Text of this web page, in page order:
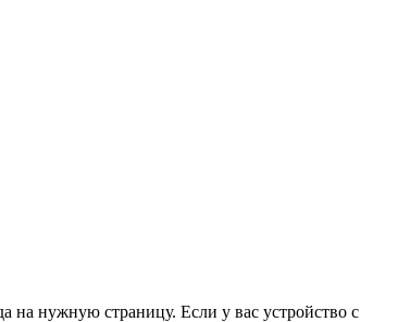
на нужную страницу. Если у вас устройство с